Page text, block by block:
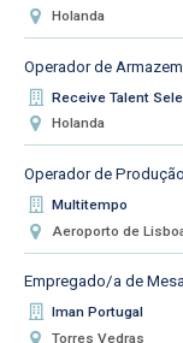
Holanda
Operador de
Receive Talent
Holanda
Operador de Produção
Multitempo
Aeroporto de
Empregado/a de
Iman Portugal
Torres Vedras